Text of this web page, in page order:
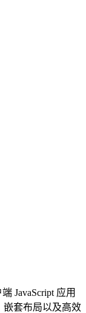
JavaScript 应用
嵌套布局以及高效